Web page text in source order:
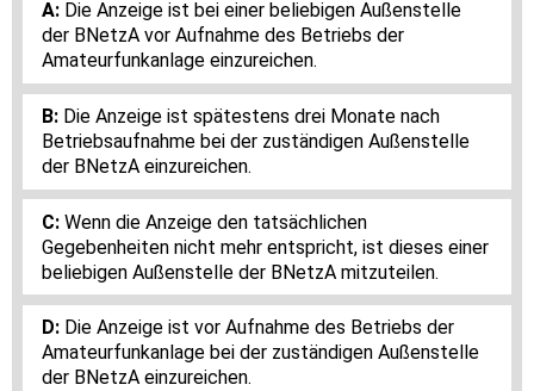
Die Anzeige ist bei einer beliebigen Außenstelle
der BNetzA vor Aufnahme des Betriebs der
Amateurfunkanlage einzureichen.
Die Anzeige ist spätestens drei Monate nach
Betriebsaufnahme bei der zuständigen Außenstelle
der BNetzA einzureichen.
Wenn die Anzeige den tatsächlichen
Gegebenheiten nicht mehr entspricht, ist dieses einer
beliebigen Außenstelle der BNetzA mitzuteilen.
Die Anzeige ist vor Aufnahme des Betriebs der
Amateurfunkanlage bei der zuständigen Außenstelle
der BNetzA einzureichen.